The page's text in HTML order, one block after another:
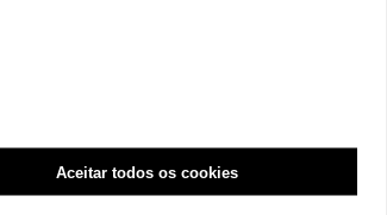
Envio Nacional 4-7 dias
Aceitar todos os cookies